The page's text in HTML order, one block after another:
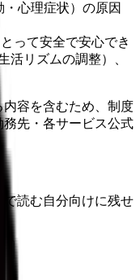
心理症状）の原因
って安全で安心でき
活リズムの調整）、
容を含むため、制度
先・各サービス公式
読む自分向けに残せ